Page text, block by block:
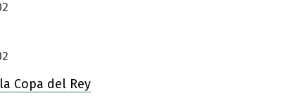
Copa del Rey